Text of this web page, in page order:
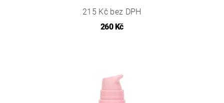
215 Kč bez DPH
260 Kč